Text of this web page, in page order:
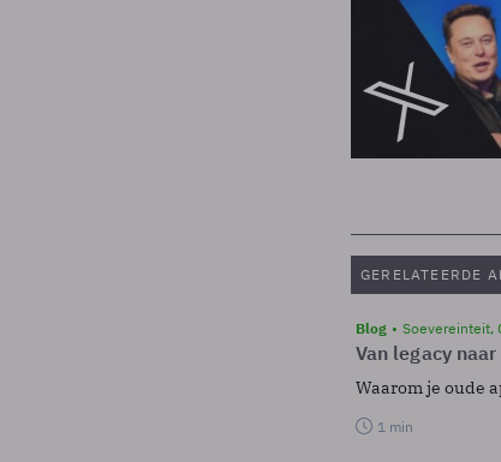
GERELATEERDE
Blog Soevereinteit,
Van legacy
Waarom je oude
1 min